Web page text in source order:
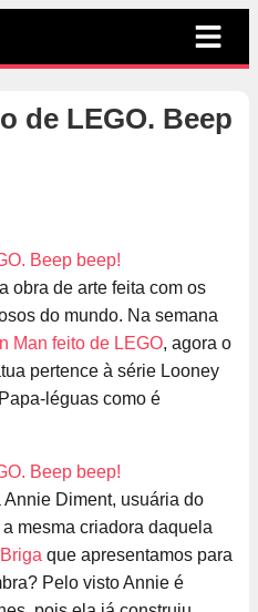
de LEGO. Beep
obra de arte feita com os
do mundo. Na semana
Man feito de LEGO, agora o
pertence à série Looney
léguas como é
Diment, usuária do
mesma criadora daquela
que apresentamos para
Pelo visto Annie é